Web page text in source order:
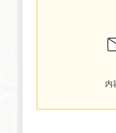
について引越しな
なりますか？弊社
意を払って作業い
い。お気軽にご相
知りたい」などの
です。お急ぎの方は
合わせはこちら電
08061404375から
掲載ページはこち
を集めた地域密着
こちら＞八代市八
観光・文化など幅内